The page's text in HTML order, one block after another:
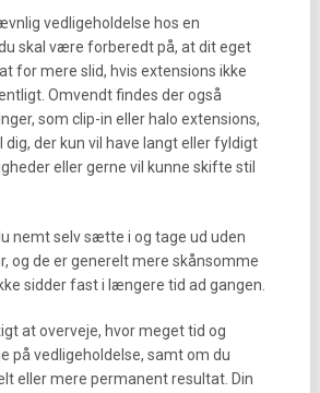
vedligeholdelse hos en
skal være forberedt på, at dit eget
for mere slid, hvis extensions ikke
Omvendt findes der også
som clip-in eller halo extensions,
der kun vil have langt eller fyldigt
eller gerne vil kunne skifte stil
nemt selv sætte i og tage ud uden
og de er generelt mere skånsomme
sidder fast i længere tid ad gangen.
at overveje, hvor meget tid og
på vedligeholdelse, samt om du
eller mere permanent resultat. Din